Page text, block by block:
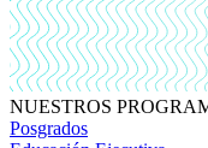
NUESTROS
Posgrados